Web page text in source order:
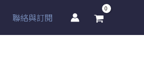
聯絡與訂閱